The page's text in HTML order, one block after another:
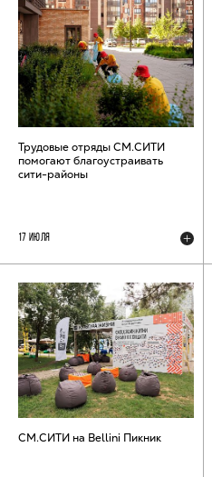
Трудовые отряды СМ.СИТИ
помогают благоустраивать
сити-районы
17 ИЮЛЯ
СМ.СИТИ на Bellini Пикник